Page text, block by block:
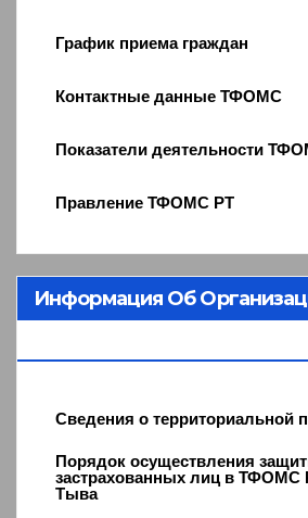
График приема граждан
Контактные данные ТФОМС
Показатели деятельности
Правление ТФОМС РТ
Информация Об
Сведения о территориальной
Порядок осуществления
застрахованных лиц в ТФОМС
Тыва